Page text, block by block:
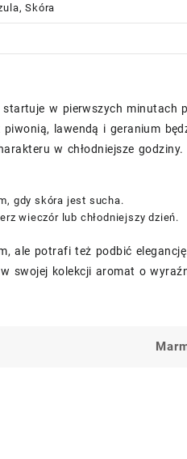
Skóra
w pierwszych minutach
lawendą i geranium
w chłodniejsze godziny.
gdy skóra jest sucha.
wieczór lub chłodniejszy dzień.
ale potrafi też podbić
swojej kolekcji aromat o